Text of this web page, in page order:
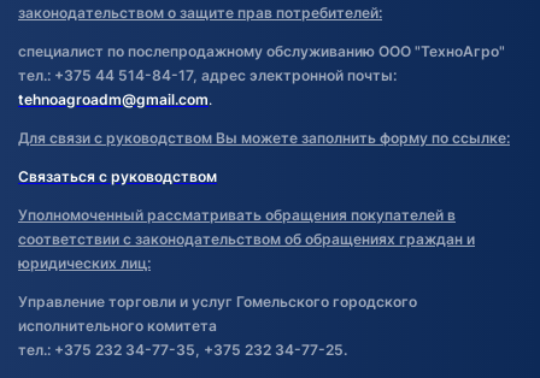
законодательством о защите прав потребителей:
специалист по послепродажному обслуживанию ООО "ТехноАгро"
тел.: +375 44 514-84-17, адрес электронной почты:
tehnoagroadm@gmail.com.
Для связи с руководством Вы можете заполнить форму по ссылке:
Связаться с руководством
Уполномоченный рассматривать обращения покупателей в
соответствии с законодательством об обращениях граждан и
юридических лиц:
Управление торговли и услуг Гомельского городского
исполнительного комитета
тел.: +375 232 34-77-35, +375 232 34-77-25.